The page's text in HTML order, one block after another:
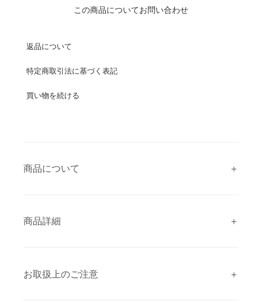
この商品についてお問い合わせ
返品について
特定商取引法に基づく表記
買い物を続ける
商品について
商品詳細
お取扱上のご注意